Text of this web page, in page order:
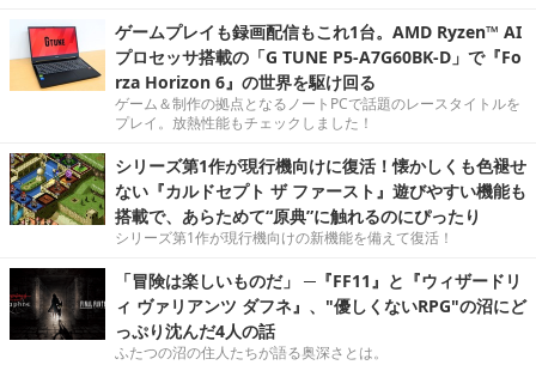
ゲームプレイも録画配信もこれ1台。AMD Ryzen™ AI
プロセッサ搭載の「G TUNE P5-A7G60BK-D」で『Fo
rza Horizon 6』の世界を駆け回る
ゲーム＆制作の拠点となるノートPCで話題のレースタイトルを
プレイ。放熱性能もチェックしました！
シリーズ第1作が現行機向けに復活！懐かしくも色褪せ
ない『カルドセプト ザ ファースト』遊びやすい機能も
搭載で、あらためて“原典”に触れるのにぴったり
シリーズ第1作が現行機向けの新機能を備えて復活！
「冒険は楽しいものだ」 ─『FF11』と『ウィザードリ
ィ ヴァリアンツ ダフネ』、"優しくないRPG"の沼にど
っぷり沈んだ4人の話
ふたつの沼の住人たちが語る奥深さとは。